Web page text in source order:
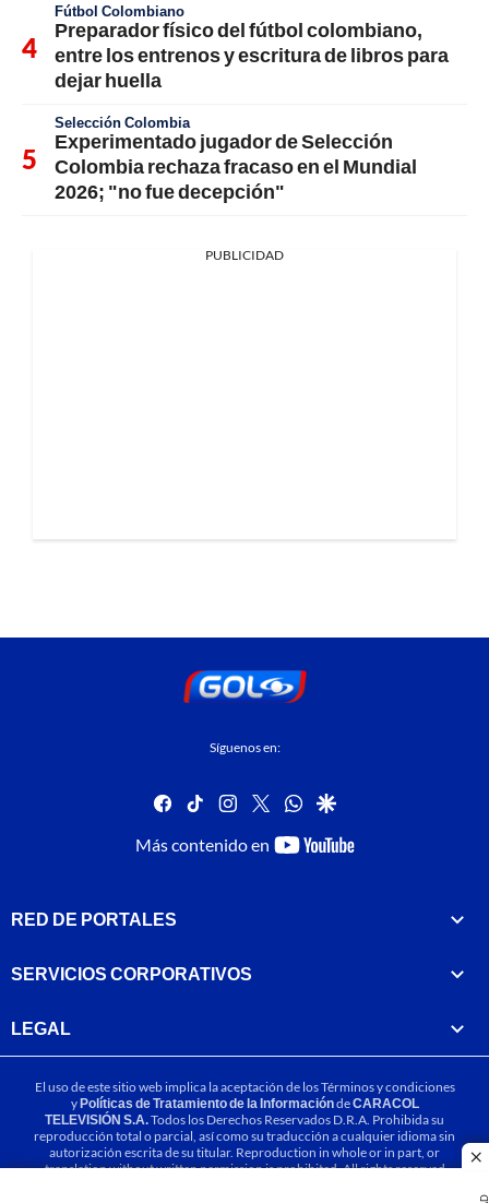
Fútbol Colombiano
Preparador físico del fútbol colombiano,
entre los entrenos y escritura de libros para
dejar huella
Selección Colombia
Experimentado jugador de Selección
Colombia rechaza fracaso en el Mundial
2026; "no fue decepción"
PUBLICIDAD
Síguenos en:
facebook
tiktok instagram
twitterwhatsapp
google
Más contenido en
youtube-
RED DE PORTALES
SERVICIOS CORPORATIVOS
LEGAL
El uso de este sitio web implica la aceptación de losTérminos y condiciones
yPolíticas de Tratamiento de la InformacióndeCARACOL
TELEVISIÓN S.A.Todos los Derechos Reservados D.R.A. Prohibida su
reproducción total o parcial, así como su traducción a cualquier idioma sin
autorización escrita de su titular. Reproduction in whole or in part, or
translation without written permission is prohibited. All rights reserved